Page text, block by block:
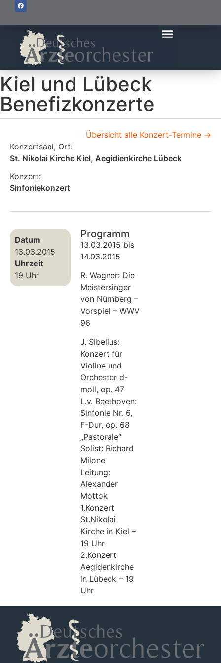
Kiel und Lübeck
Benefizkonzerte
Übersicht alle Konzert-Termine ->
Konzertsaal, Ort:
St. Nikolai Kirche Kiel, Aegidienkirche Lübeck
Konzert:
Sinfoniekonzert
Datum
13.03.2015
Uhrzeit
19 Uhr
Programm
13.03.2015 bis
14.03.2015
R. Wagner: Die
Meistersinger
von Nürnberg –
Vorspiel – WWV
96
J. Sibelius:
Konzert für
Violine und
Orchester d-
moll, op. 47
L.v. Beethoven:
Sinfonie Nr. 6,
F-Dur, op. 68
„Pastorale“
Solist: Richard
Milone
Leitung:
Alexander
Mottok
1.Konzert
St.Nikolai
Kirche in Kiel –
19 Uhr
2.Konzert
Aegidenkirche
in Lübeck – 19
Uhr